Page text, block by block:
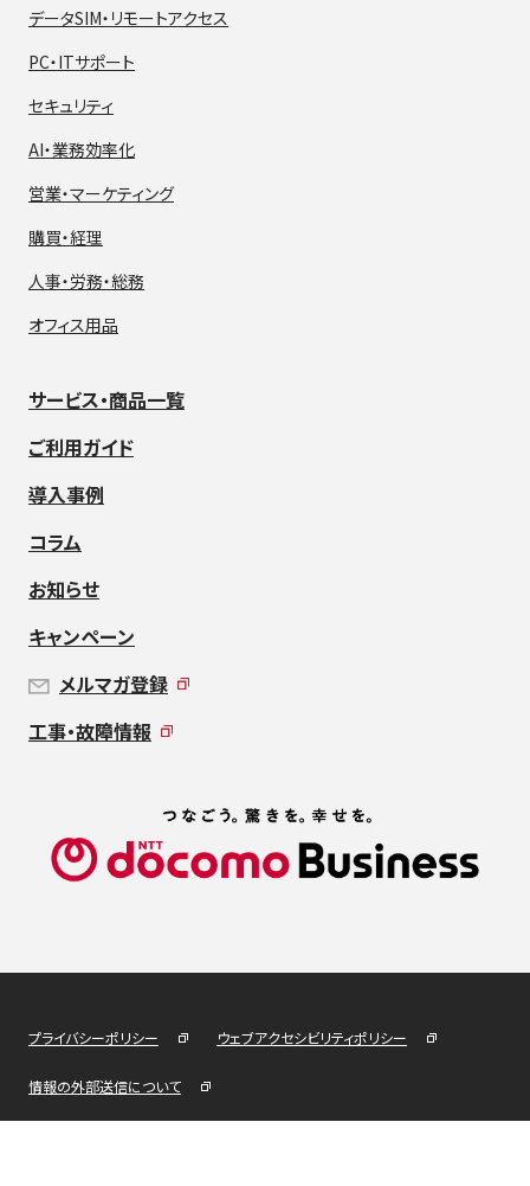
データSIM・ リモートアクセス
PC・ITサポート
セキュリティ
AI・業務効率化
営業・マーケティング
購買・経理
人事・労務・総務
オフィス用品
サービス・商品一覧
ご利用ガイド
導入事例
コラム
お知らせ
キャンペーン
メルマガ登録
工事・故障情報
プライバシーポリシー ウェブアクセシビリティポリシー
情報の外部送信について